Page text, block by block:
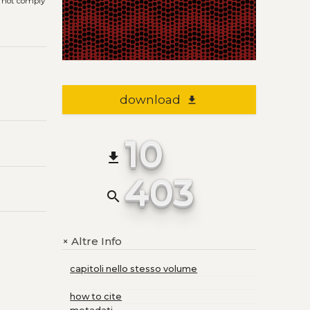
download file_download
file_download 10
search 403
+Altre Info
capitoli nello stesso volume
how to cite